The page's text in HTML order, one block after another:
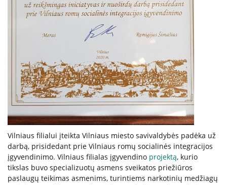
Pažymų išdavimas
Anoniminės paslaugos
Nedarbingumo pažymėjimas
Apsvaigimo nustatymas ir biologinių terpių paėmimas
Remisijos patvirtinimas
Mokymai specialistams
Kita pagalba Lietuvoje
Valstybinės įstaigos
Nevyriausybinės organizacijos
Vilniaus filialui įteikta Vilniaus miesto savivaldybės padėka už
darbą, prisidedant prie Vilniaus romų socialinės integracijos
įgyvendinimo. Vilniaus filialas įgyvendino projektą, kurio
tikslas buvo specializuotų asmens sveikatos priežiūros
paslaugų teikimas asmenims, turintiems narkotinių medžiagų